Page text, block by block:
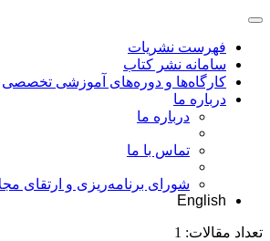
فهرست نشریات
سامانه نشر کتاب
کارگاه‌ها و دوره‌های آموزشی تخصصی
درباره ما
درباره ما
تماس با ما
شورای برنامه‌ریزی و ارتقای
English
تعداد مقالات: 1